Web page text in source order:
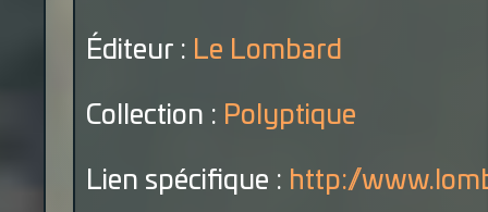
Éditeur : Le Lombard
Collection : Polyptique
Lien spécifique : http://